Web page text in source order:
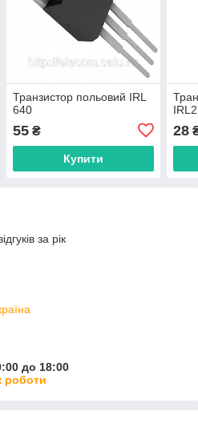
Транзистор польовий IRL
640
55₴
Купити
28
за рік
до 18:00
роботи